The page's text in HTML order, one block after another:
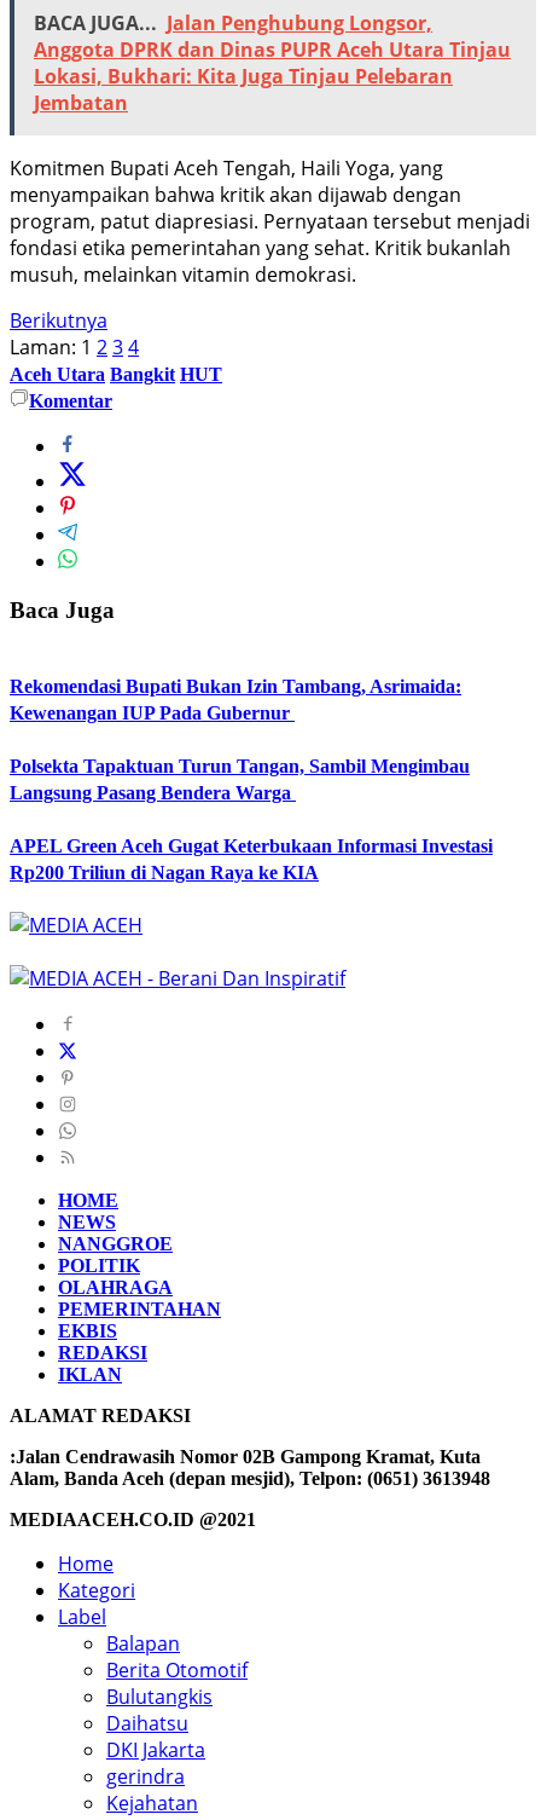
BACA JUGA... Jalan Penghubung Longsor,
Anggota DPRK dan Dinas PUPR Aceh Utara Tinjau
Lokasi, Bukhari: Kita Juga Tinjau Pelebaran
Jembatan
Komitmen Bupati Aceh Tengah, Haili Yoga, yang
menyampaikan bahwa kritik akan dijawab dengan
program, patut diapresiasi. Pernyataan tersebut menjadi
fondasi etika pemerintahan yang sehat. Kritik bukanlah
musuh, melainkan vitamin demokrasi.
Berikutnya
Laman: 1 234
Aceh Utara Bangkit HUT
Komentar
Baca Juga
Rekomendasi Bupati Bukan Izin Tambang, Asrimaida:
Kewenangan IUP Pada Gubernur
Polsekta Tapaktuan Turun Tangan, Sambil Mengimbau
Langsung Pasang Bendera Warga
APEL Green Aceh Gugat Keterbukaan Informasi Investasi
Rp200 Triliun di Nagan Raya ke KIA
HOME
NEWS
NANGGROE
POLITIK
OLAHRAGA
PEMERINTAHAN
EKBIS
REDAKSI
IKLAN
ALAMAT REDAKSI
:Jalan Cendrawasih Nomor 02B Gampong Kramat, Kuta
Alam, Banda Aceh (depan mesjid), Telpon: (0651) 3613948
MEDIAACEH.CO.ID @2021
Home
Kategori
Label
Balapan
Berita Otomotif
Bulutangkis
Daihatsu
DKI Jakarta
gerindra
Kejahatan